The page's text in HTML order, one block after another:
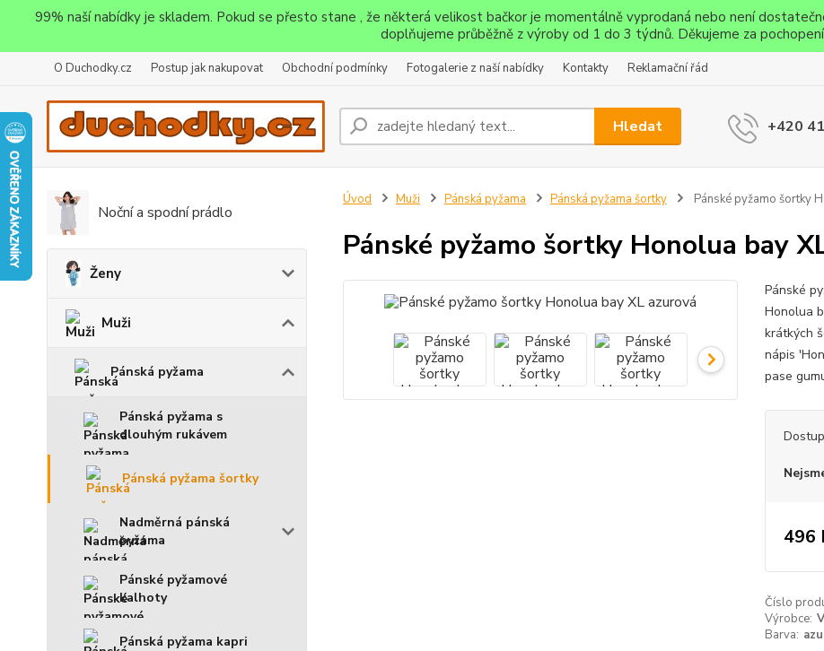
99% naší nabídky je skladem. Pokud se přesto stane , že některá velikost bačkor je momentálně vyprodaná nebo není
doplňujeme průběžně z výroby od 1 do 3 týdnů. Děkujeme za
O Duchodky.cz Postup jak nakupovat Obchodní podmínky Fotogalerie z naší nabídky Kontakty Reklamační řád
Hledat +420
Noční a spodní prádlo
Ženy
Muži
Pánská pyžama
Pánská pyžama s
dlouhým rukávem
Pánská pyžama šortky
Nadměrná pánská
pyžama
Pánské pyžamové
kalhoty
Pánská pyžama kapri
Úvod Muži Pánská pyžama Pánská pyžama šortky Pánské pyžamo šortky
Pánské pyžamo šortky Honolua bay
Pánské
Honolua
krátkých
nápis
pase
496
Číslo
Výrobce:
Barva: